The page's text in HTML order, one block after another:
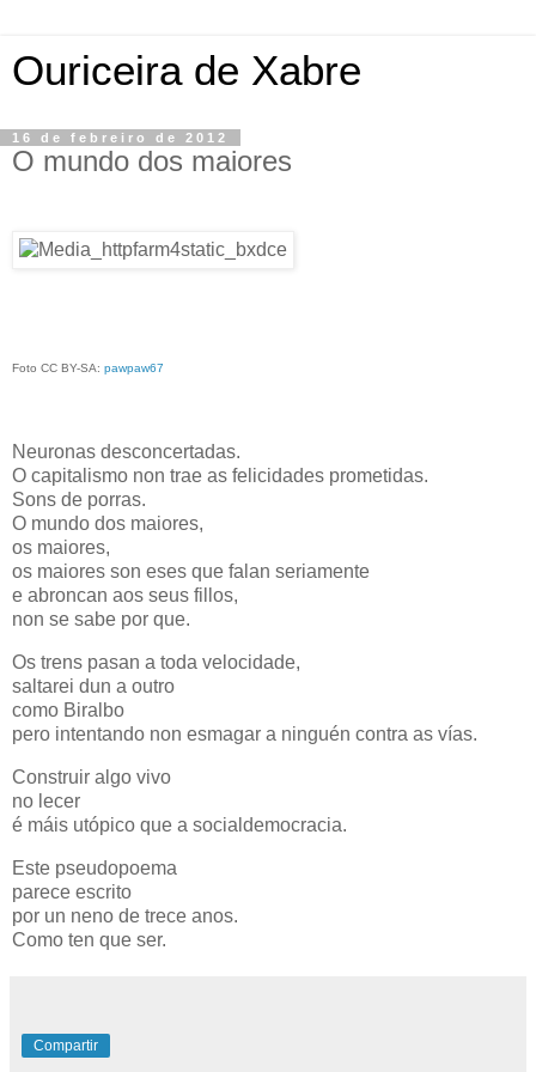
Ouriceira de Xabre
16 de febreiro de 2012
O mundo dos maiores
Foto CC BY-SA: pawpaw67
Neuronas desconcertadas.
O capitalismo non trae as felicidades prometidas.
Sons de porras.
O mundo dos maiores,
os maiores,
os maiores son eses que falan seriamente
e abroncan aos seus fillos,
non se sabe por que.
Os trens pasan a toda velocidade,
saltarei dun a outro
como Biralbo
pero intentando non esmagar a ninguén contra as vías.
Construir algo vivo
no lecer
é máis utópico que a socialdemocracia.
Este pseudopoema
parece escrito
por un neno de trece anos.
Como ten que ser.
Compartir